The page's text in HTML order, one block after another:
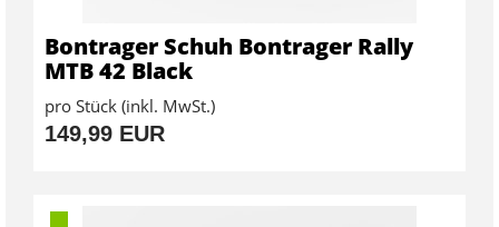
Bontrager Schuh Bontrager Rally
MTB 42 Black
pro Stück (inkl. MwSt.)
149,99 EUR